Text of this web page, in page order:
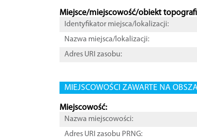
Miejsce/miejscowość/obiekt
Identyfikator miejsca/lokalizacji:
Nazwa miejsca/lokalizacji:
Adres URI zasobu:
MIEJSCOWOŚCI ZAWARTE NA
Miejscowość:
Nazwa miejscowości:
Adres URI zasobu PRNG: